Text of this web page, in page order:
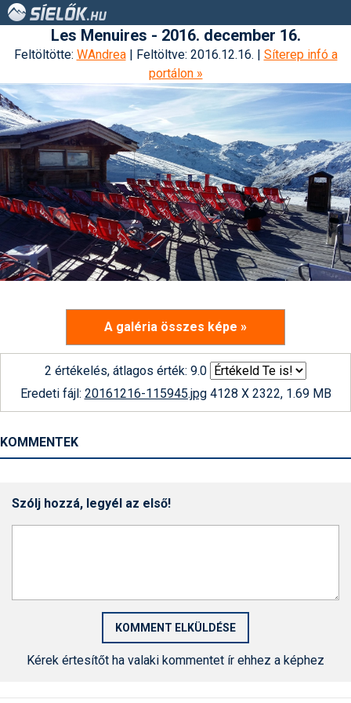
Les Menuires - 2016. december 16.
Feltöltötte: WAndrea| Feltöltve: 2016.12.16. | Síterep infó a
portálon »
A galéria összes képe »
2 értékelés, átlagos érték: 9.0
Eredeti fájl: 20161216-115945.jpg4128 X 2322, 1.69 MB
KOMMENTEK
Szólj hozzá, legyél az első!
Kérek értesítőt ha valaki kommentet ír ehhez a képhez